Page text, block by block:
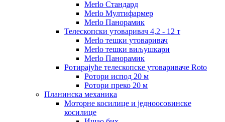
Merlo Стандард
Merlo Мултифармер
Merlo Панорамик
Телескопски утоваривач 4,2 - 12 т
Merlo тешки утоваривач
Merlo тешки виљушкари
Merlo Панорамик
Ротирајуће телескопске утовариваче Roto
Ротори испод 20 м
Ротори преко 20 м
Планинска механика
Моторне косилице и једноосовинске
косилице